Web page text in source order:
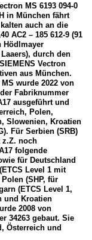
MS 6193 094-0
in München fährt
auch an die
AC2 – 185 612-9 (91
Hödlmayer
durch den
Vectron
aus München.
wurde 2022 von
Fabriknummer
ausgeführt und
Polen,
Slowenien, Kroatien
Für Serbien (SRB)
z.Z. noch
folgende
für Deutschland
Level 1 mit
(SHP, für
(ETCS Level 1,
und Kroatien
2008 von
34263 gebaut. Sie
Österreich und